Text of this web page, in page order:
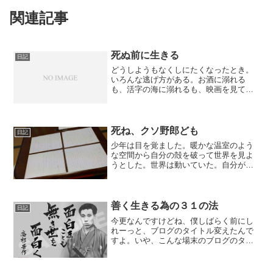
関連記事
日記 死ぬ前に生きる
どうしようもなくしにたくなったとき。
いろんな逃げ方がある。お酒に溺れる
も、活字の海に溺れるも、映画を見て誰
となどない。 自分がいな...
日記 死ね、クソ野郎ども
少年は目を覚ました。暖かな温室のよう
な空間から自分の殻を破って世界を見よ
うとした。世界は動いていた。自分が存
べてをゼロに返すことにし...
日記 善く生きる為の３１の法
今更なんですけどね、僕しばらく前にし
れーっと、ブログのタイトル変えたんで
すよ。いや、こんな場末のブログのタイ